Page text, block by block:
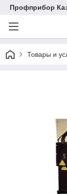
Профприбор
Товары и